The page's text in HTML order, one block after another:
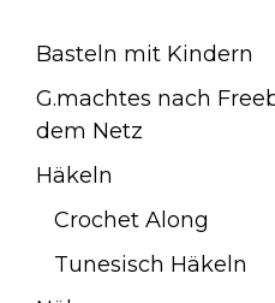
Basteln mit Kindern
G.machtes nach
dem Netz
Häkeln
Crochet Along
Tunesisch Häkeln